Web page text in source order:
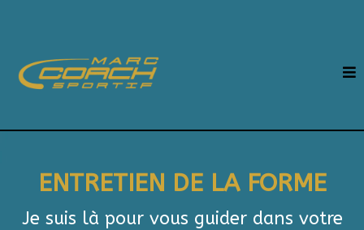
ENTRETIEN DE LA FORME
Je suis là pour vous guider dans votre